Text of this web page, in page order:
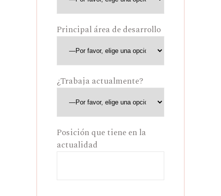
Principal área de desarrollo
¿Trabaja actualmente?
Posición que tiene en la
actualidad